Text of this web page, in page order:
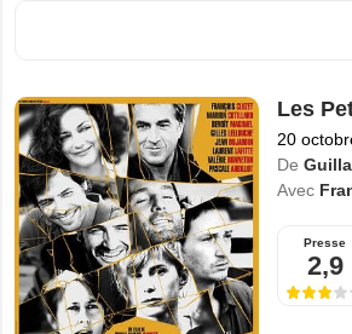
Les
20
De
Avec
Presse
2,9